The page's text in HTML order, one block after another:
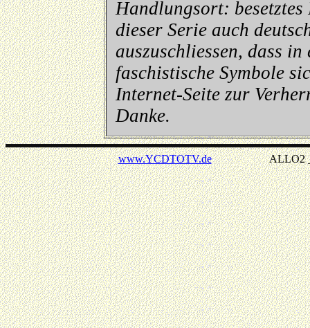
Handlungsort:
dieser Serie auch
auszuschliessen, dass in
faschistische Symbole
Internet-Seite zur
Danke.
www.YCDTOTV.deALLO2 _